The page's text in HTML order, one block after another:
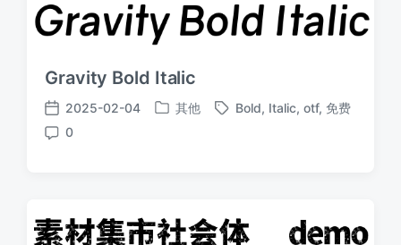
Gravity Bold Italic
发
布
2025-02-04
发
其他
标
Bold, Italic, otf, 免费
评
0